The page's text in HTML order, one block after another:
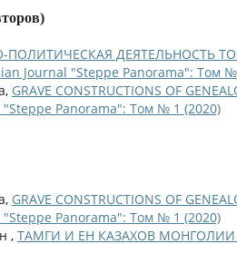
ДЕЯТЕЛЬНОСТЬ
Journal "Steppe Panorama": Том
GRAVE CONSTRUCTIONS OF
"Steppe Panorama": Том № 1 (2020)
GRAVE CONSTRUCTIONS OF
"Steppe Panorama": Том № 1 (2020)
, ТАМГИ И ЕН КАЗАХОВ МОНГОЛИИ